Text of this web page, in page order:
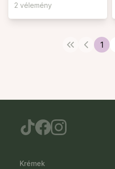
2 vélemény
1
Krémek